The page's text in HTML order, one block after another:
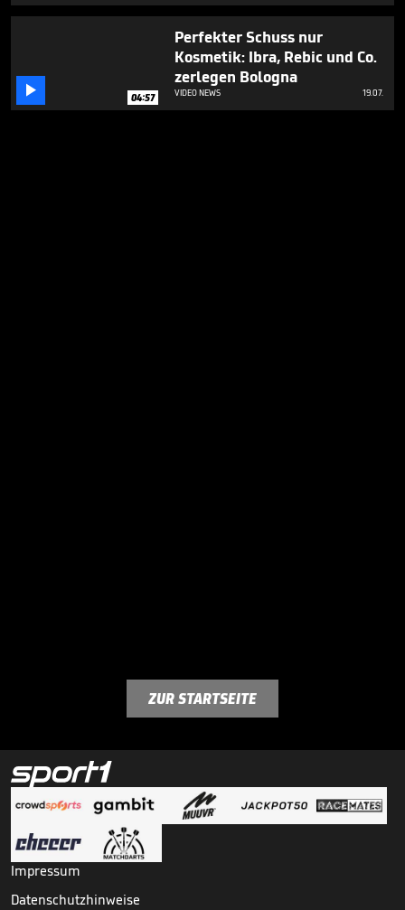
 04:57
Perfekter Schuss nur
Kosmetik: Ibra, Rebic und Co.
zerlegen Bologna
VIDEO NEWS 19.07.
ZUR STARTSEITE
Impressum
Datenschutzhinweise